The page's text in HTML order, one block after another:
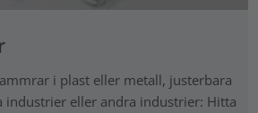
i plast eller metall, justerbara
industrier eller andra industrier: Hitta